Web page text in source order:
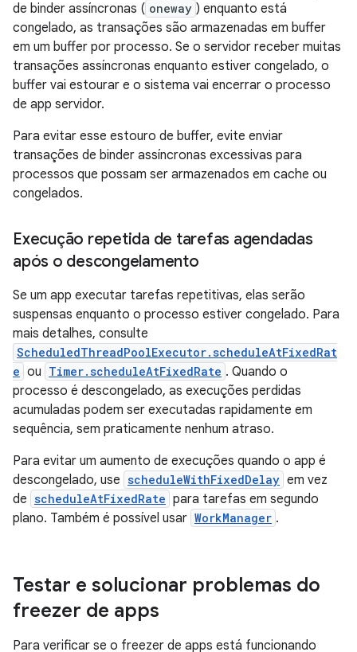
de binder assíncronas ( oneway ) enquanto está
congelado, as transações são armazenadas em buffer
em um buffer por processo. Se o servidor receber muitas
transações assíncronas enquanto estiver congelado, o
buffer vai estourar e o sistema vai encerrar o processo
de app servidor.
Para evitar esse estouro de buffer, evite enviar
transações de binder assíncronas excessivas para
processos que possam ser armazenados em cache ou
congelados.
Execução repetida de tarefas agendadas
após o descongelamento
Se um app executar tarefas repetitivas, elas serão
suspensas enquanto o processo estiver congelado. Para
mais detalhes, consulte
ScheduledThreadPoolExecutor.scheduleAtFixedRat
e ou Timer.scheduleAtFixedRate . Quando o
processo é descongelado, as execuções perdidas
acumuladas podem ser executadas rapidamente em
sequência, sem praticamente nenhum atraso.
Para evitar um aumento de execuções quando o app é
descongelado, use scheduleWithFixedDelay em vez
de scheduleAtFixedRate para tarefas em segundo
plano. Também é possível usar WorkManager .
Testar e solucionar problemas do
freezer de apps
Para verificar se o freezer de apps está funcionando